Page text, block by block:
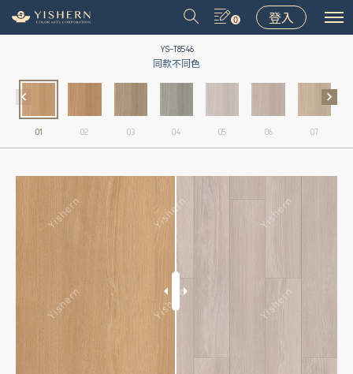
0 登入
YS-T8546
同款不同色
01 02 03 04 05 06 07